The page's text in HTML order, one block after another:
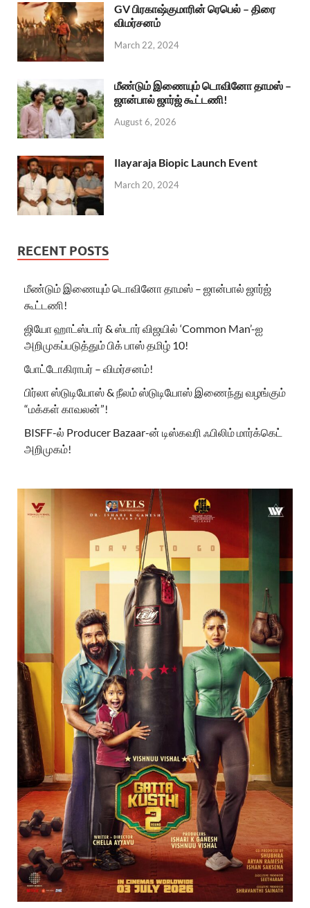
GV பிரகாஷ்குமாரின் ரெபெல் – திரை
விமர்சனம்
March 22, 2024
மீண்டும் இணையும் டொவினோ தாமஸ் –
ஜான்பால் ஜார்ஜ் கூட்டணி!
August 6, 2026
Ilayaraja Biopic Launch Event
March 20, 2024
RECENT POSTS
மீண்டும் இணையும் டொவினோ தாமஸ் – ஜான்பால் ஜார்ஜ்
கூட்டணி!
ஜியோ ஹாட்ஸ்டார் & ஸ்டார் விஜயில் ‘Common Man’-ஐ
அறிமுகப்படுத்தும் பிக் பாஸ் தமிழ் 10!
போட்டோகிராபர் – விமர்சனம்!
பிர்லா ஸ்டுடியோஸ் & நீலம் ஸ்டுடியோஸ் இணைந்து வழங்கும்
“மக்கள் காவலன்”!
BISFF-ல் Producer Bazaar-ன் டிஸ்கவரி ஃபிலிம் மார்க்கெட்
அறிமுகம்!